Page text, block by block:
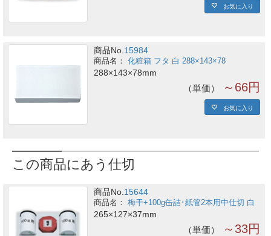
お気に入り
商品No.15984
化粧箱 フタ 白 288×143×78
288×143×78mm
単価 ～66円
お気に入り
この商品にあう仕切
商品No. 15644
梅干+100g缶詰･紙管2本用中仕切 白
265×127×37mm
単価 ～33円